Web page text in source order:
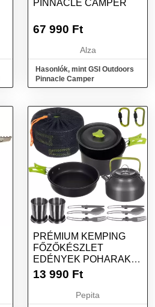
PINNACLE CAMPER
67 990 Ft
Alza
Hasonlók, mint GSI Outdoors
Pinnacle Camper
PRÉMIUM KEMPING
FŐZŐKÉSZLET
EDÉNYEK POHARAK
KÉTSZEMÉLYES
13 990 Ft
Pepita